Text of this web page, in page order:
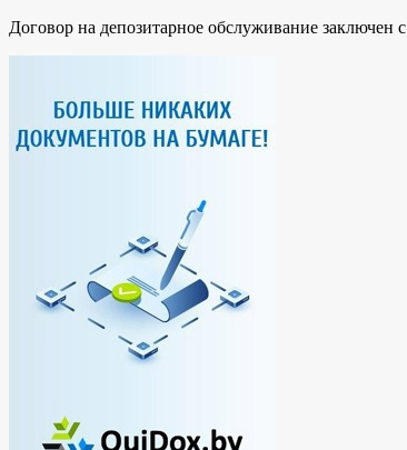
Договор на депозитарное обслуживание заключен с